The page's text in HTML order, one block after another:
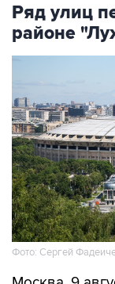
Ряд улиц
районе
Фото: Сергей